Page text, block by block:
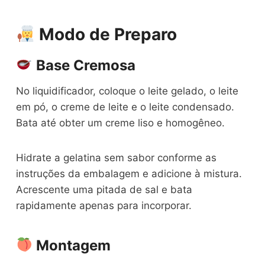
Modo de Preparo
Base Cremosa
No liquidificador, coloque o leite gelado, o leite
em pó, o creme de leite e o leite condensado.
Bata até obter um creme liso e homogêneo.
Hidrate a gelatina sem sabor conforme as
instruções da embalagem e adicione à mistura.
Acrescente uma pitada de sal e bata
rapidamente apenas para incorporar.
Montagem